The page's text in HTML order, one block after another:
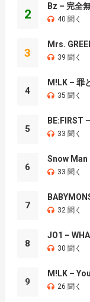
2
Bz – 完全
40 聞く
3
Mrs.
39 聞く
4
M!LK – 罪
35 聞く
5
BE:FIRST
33 聞く
6
Snow Man
33 聞く
7 32 聞く
8
JO1 –
30 聞く
9
M!LK –
26 聞く